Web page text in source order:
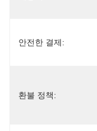
안전한 결제:
환불 정책: